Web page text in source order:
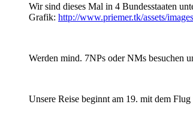
Wir sind dieses Mal in 4 Bundesstaaten
Grafik: http://www.priemer.tk/assets/
Werden mind. 7NPs oder NMs besuchen
Unsere Reise beginnt am 19. mit dem